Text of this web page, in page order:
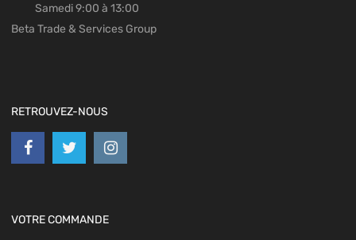
Samedi 9:00 à 13:00
Beta Trade & Services Group
RETROUVEZ-NOUS
VOTRE COMMANDE